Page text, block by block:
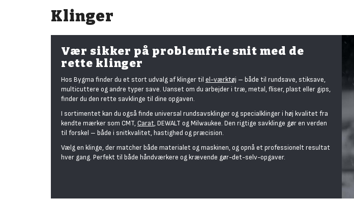
Klinger
Vær sikker på problemfrie snit med de
rette klinger
Hos Bygma finder du et stort udvalg af klinger til el-værktøj – både til rundsave, stiksave,
multicuttere og andre typer save. Uanset om du arbejder i træ, metal, fliser, plast eller gips,
finder du den rette savklinge til dine opgaven.
I sortimentet kan du også finde universal rundsavsklinger og specialklinger i høj kvalitet fra
kendte mærker som CMT,Carat, DEWALT og Milwaukee. Den rigtige savklinge gør en verden
til forskel – både i snitkvalitet, hastighed og præcision.
Vælg en klinge, der matcher både materialet og maskinen, og opnå et professionelt resultat
hver gang. Perfekt til både håndværkere og krævende gør-det-selv-opgaver.